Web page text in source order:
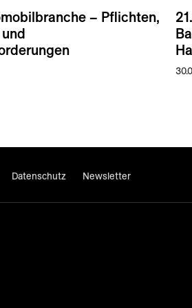
– Pflichten,
Datenschutz Newsletter